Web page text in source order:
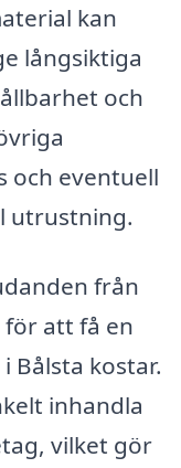
kan
långsiktiga
och
och eventuell
utrustning.
från
att få en
Bålsta kostar.
inhandla
vilket gör